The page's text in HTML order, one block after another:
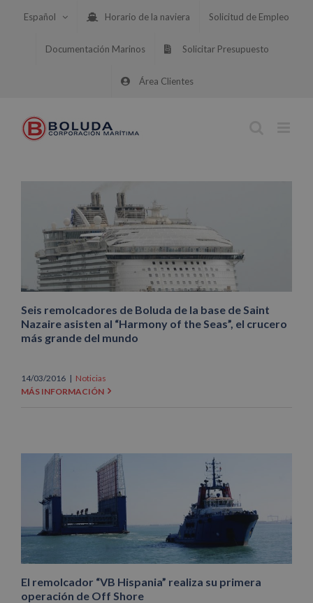
Español Horario de la naviera Solicitud de Empleo
Documentación Marinos Solicitar Presupuesto
Área Clientes
Seis remolcadores de Boluda de la base de Saint
Nazaire asisten al “Harmony of the Seas”, el crucero
más grande del mundo
14/03/2016 | Noticias
MÁS INFORMACIÓN
El remolcador “VB Hispania” realiza su primera
operación de Off Shore